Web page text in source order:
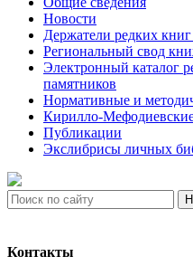
Новости
Держатели редких
Региональный свод
Электронный каталог
памятников
Нормативные и
Кирилло-
Публикации
Экслибрисы личных
Контакты